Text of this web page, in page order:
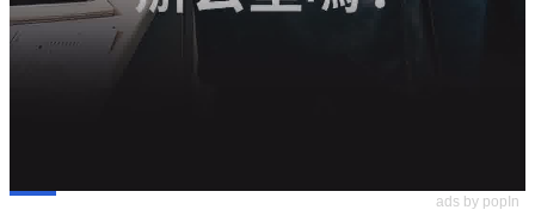
ads by popIn